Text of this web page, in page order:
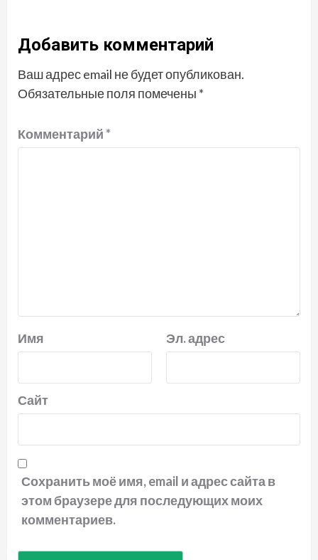
Добавить комментарий
Ваш адрес email не будет опубликован.
Обязательные поля помечены *
Комментарий*
Имя Эл. адрес
Сайт
Сохранить моё имя, email и адрес сайта в
этом браузере для последующих моих
комментариев.